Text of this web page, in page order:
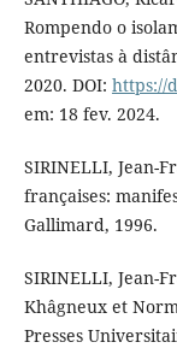
Rompendo o
entrevistas à
2020. DOI: https://
em: 18 fev. 2024.
SIRINELLI, Jean-
françaises:
Gallimard, 1996.
SIRINELLI, Jean-
Khâgneux et
Presses